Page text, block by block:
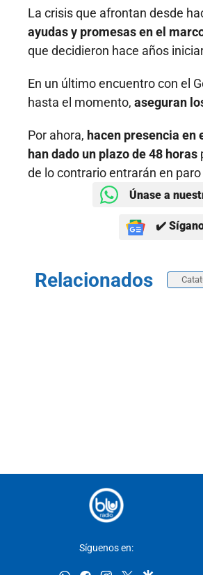
La crisis que afrontan desde
ayudas y promesas en el
que decidieron hace años
En un último encuentro con el
hasta el momento, aseguran
Por ahora, hacen presencia en
han dado un plazo de 48 horas
de lo contrario entrarán en
Únase a
✔️
Relacionados
Síguenos en: